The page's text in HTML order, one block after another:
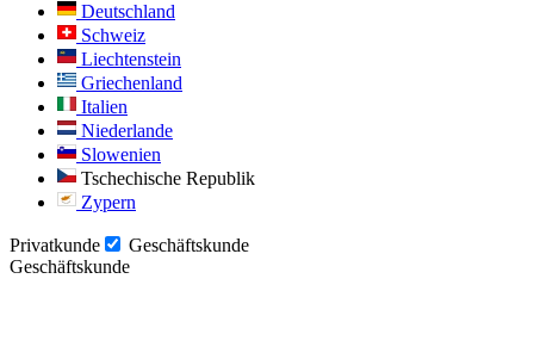
Deutschland
Schweiz
Liechtenstein
Griechenland
Italien
Niederlande
Slowenien
Tschechische Republik
Zypern
Privatkunde
Geschäftskunde
Geschäftskunde